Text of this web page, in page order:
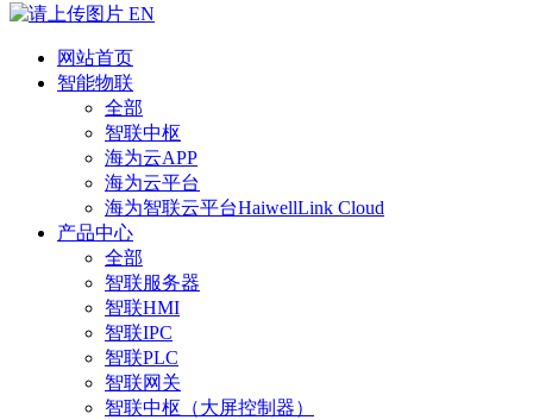
EN
网站首页
智能物联
全部
智联中枢
海为云APP
海为云平台
海为智联云平台HaiwellLink Cloud
产品中心
全部
智联服务器
智联HMI
智联IPC
智联PLC
智联网关
智联中枢（大屏控制器）